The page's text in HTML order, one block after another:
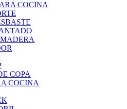
COCINA
COPA
COCINA